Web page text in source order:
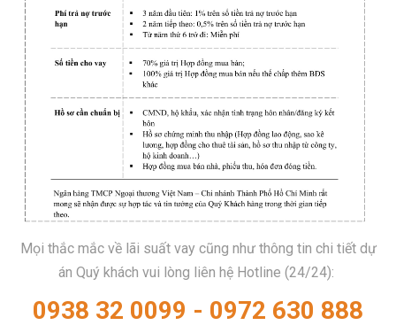
Mọi thắc mắc về lãi suất vay cũng như thông tin chi tiết dự
án Quý khách vui lòng liên hệ Hotline (24/24):
0938 32 0099 - 0972 630 888